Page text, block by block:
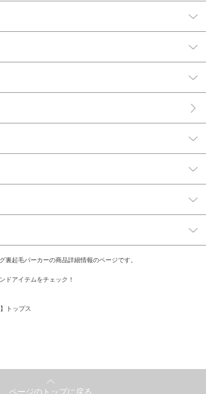
裏起毛パーカーの商品詳細情報のページです。
ドアイテムをチェック！
】トップス
ページのトップに戻る